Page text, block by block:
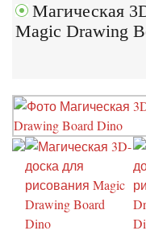
Магическая
Magic Drawing